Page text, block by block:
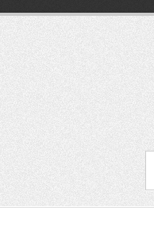
content